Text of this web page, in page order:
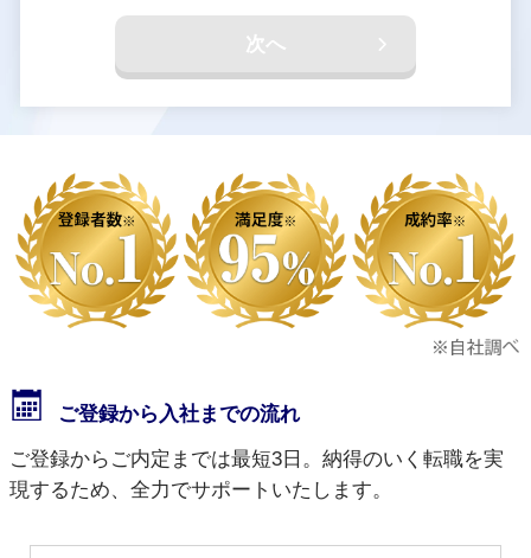
次へ
ご登録から入社までの流れ
ご登録からご内定までは最短3日。納得のいく転職を実
現するため、全力でサポートいたします。